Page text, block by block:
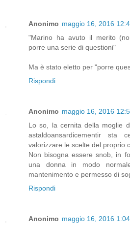
Anonimo maggio 16, 2016
"Marino ha avuto il merito
porre una serie di questioni"
Ma è stato eletto per "porre
Rispondi
Anonimo maggio 16, 2016
Lo so, la cernita della moglie
astaldoansardicementir sta
valorizzare le scelte del proprio
Non bisogna essere snob, in
una donna in modo
mantenimento e permesso di
Rispondi
Anonimo maggio 16, 2016